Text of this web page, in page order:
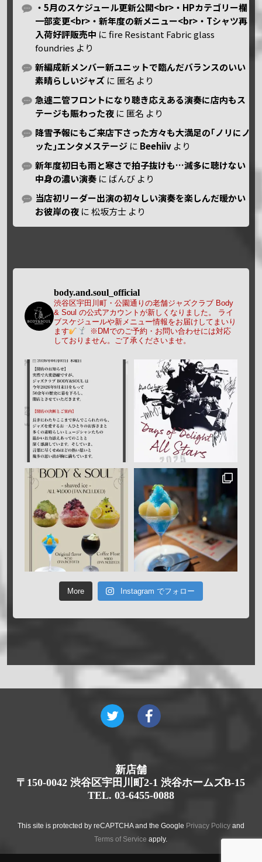
・5月のスケジュール更新公開<br>・HPカテゴリー欄
一部変更<br>・新年度の新メニュー<br>・Tシャツ再
入荷好評販売中 にfire Resistant Fabric glass
foundries より
新編成新メンバー新ユニットで臨んだバランスのいい
素晴らしいジャズ に 匿名 より
急遽二管フロントになり聴き応えある演奏に店内もス
テージも賑わった夜 に 匿名 より
降雪予報にもご来店下さった方々も大満足の｢ノリにノ
ッた｣エンタメステージ に Beehiiv より
新年度初日も雨と寒さで拍子抜けも…滅多に聴けない
中身の濃い演奏 に ばんび より
当店初リーダー出演の初々しい演奏を楽しんだ暖かい
お彼岸の夜 に松坂方士 より
body.and.soul_official
渋谷区宇田川町・公園通りの老舗ジャズクラブ Body
& Soul の公式アカウントが新しくなりました。
ライ
ブスケジュールや新メニュー情報をお届けしてまいり
ます
※DMでのご予約・お問い合わせには対応
しておりません。ご了承くださいませ。
More Instagram でフォロー
新店舗
〒150-0042 渋谷区宇田川町2-1 渋谷ホームズB-15
TEL. 03-6455-0088
This site is protected by reCAPTCHA and the Google Privacy Policyand
Terms of Service apply.